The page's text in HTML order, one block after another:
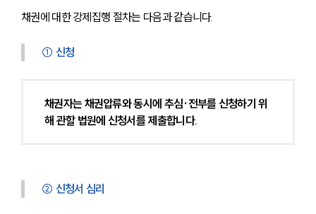
채권에 대한 강제집행 절차는 다음과 같습니다.
① 신청
채권자는 채권압류와 동시에 추심·전부를 신청하기 위
해 관할 법원에 신청서를 제출합니다.
② 신청서 심리